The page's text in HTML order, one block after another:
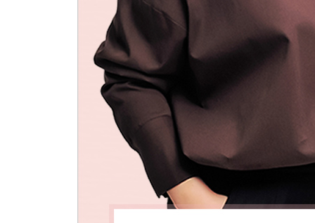
소중한 추억을 어떻게 버릴 수 있나요?
추억템의 가치를 높이는 법
Tip_보송보송 반짝반짝, 욕실 청소 쉽게 끝내는 법
Part 3 당신의 인생을 정리해드립니다
“정말 욕 안 하실 거죠?”
집은 인생이 담긴 공간
인생의 마지막을 정리하는 마음